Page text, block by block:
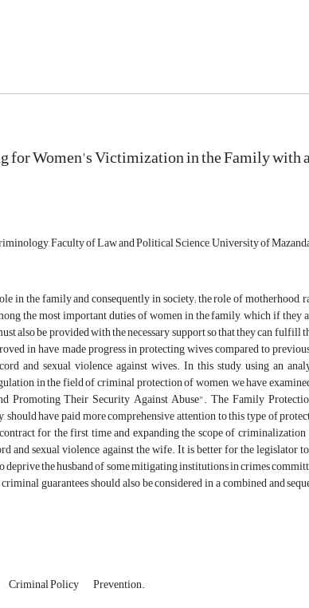
Women's Victimization in the Family with
Faculty of Law and Political Science, University of
in the family and consequently in society; the role of
the most important duties of women in the family, which if
also be provided with the necessary support so that they can
in have made progress in protecting wives compared to
and sexual violence against wives. In this study, using an
in the field of criminal protection of women, we have
Promoting Their Security Against Abuse". The Family
have paid more comprehensive attention to this type of
for the first time and expanding the scope of
and sexual violence against the wife. It is better for the legislator
the husband of some mitigating institutions in crimes
guarantees should also be considered in a combined and
Criminal Policy Prevention.